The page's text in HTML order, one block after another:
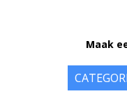
Maak